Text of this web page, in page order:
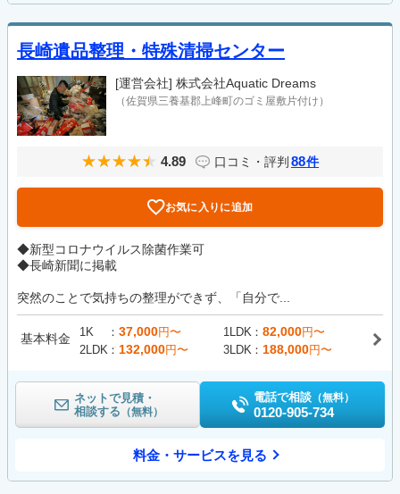
長崎遺品整理・特殊清掃センター
[運営会社] 株式会社Aquatic Dreams
（佐賀県三養基郡上峰町のゴミ屋敷片付け）
4.89 口コミ・評判 88件
お気に入りに追加
◆新型コロナウイルス除菌作業可
◆長崎新聞に掲載
突然のことで気持ちの整理ができず、「自分で...
基本料金 1K 37,000円〜 1LDK 82,000円〜
2LDK
132,000円〜 3LDK 188,000円〜
ネットで見積・
相談する （無料）
電話で相談 （無料）
0120-905-734
料金・サービスを見る